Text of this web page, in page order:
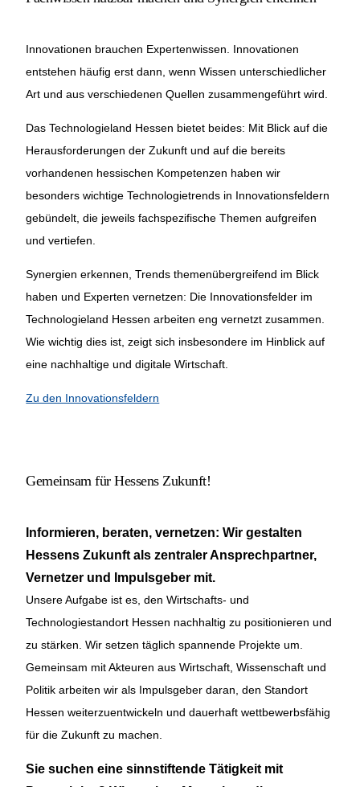
Innovationen brauchen Expertenwissen. Innovationen
entstehen häufig erst dann, wenn Wissen unterschiedlicher
Art und aus verschiedenen Quellen zusammengeführt wird.
Das Technologieland Hessen bietet beides: Mit Blick auf die
Herausforderungen der Zukunft und auf die bereits
vorhandenen hessischen Kompetenzen haben wir
besonders wichtige Technologietrends in Innovationsfeldern
gebündelt, die jeweils fachspezifische Themen aufgreifen
und vertiefen.
Synergien erkennen, Trends themenübergreifend im Blick
haben und Experten vernetzen: Die Innovationsfelder im
Technologieland Hessen arbeiten eng vernetzt zusammen.
Wie wichtig dies ist, zeigt sich insbesondere im Hinblick auf
eine nachhaltige und digitale Wirtschaft.
Zu den Innovationsfeldern
Gemeinsam für Hessens Zukunft!
Informieren, beraten, vernetzen: Wir gestalten
Hessens Zukunft als zentraler Ansprechpartner,
Vernetzer und Impulsgeber mit.
Unsere Aufgabe ist es, den Wirtschafts- und
Technologiestandort Hessen nachhaltig zu positionieren und
zu stärken. Wir setzen täglich spannende Projekte um.
Gemeinsam mit Akteuren aus Wirtschaft, Wissenschaft und
Politik arbeiten wir als Impulsgeber daran, den Standort
Hessen weiterzuentwickeln und dauerhaft wettbewerbsfähig
für die Zukunft zu machen.
Sie suchen eine sinnstiftende Tätigkeit mit